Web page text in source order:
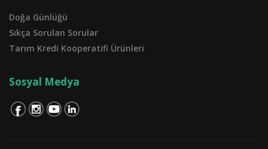
Doğa Günlüğü
Sıkça Sorulan Sorular
Tarım Kredi Kooperatifi Ürünleri
Sosyal Medya